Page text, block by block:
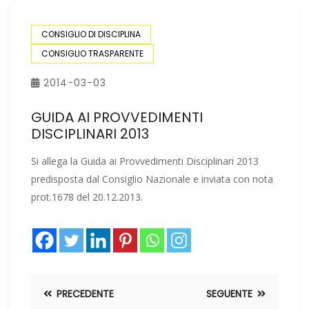
CONSIGLIO DI DISCIPLINA
CONSIGLIO TRASPARENTE
2014-03-03
GUIDA AI PROVVEDIMENTI
DISCIPLINARI 2013
Si allega la Guida ai Provvedimenti Disciplinari 2013
predisposta dal Consiglio Nazionale e inviata con nota
prot.1678 del 20.12.2013.
PRECEDENTE SEGUENTE